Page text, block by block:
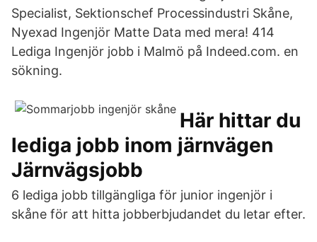
Specialist, Sektionschef Processindustri Skåne,
Nyexad Ingenjör Matte Data med mera! 414
Lediga Ingenjör jobb i Malmö på Indeed.com. en
sökning.
Här hittar du
lediga jobb inom järnvägen
Järnvägsjobb
6 lediga jobb tillgängliga för junior ingenjör i
skåne för att hitta jobberbjudandet du letar efter.